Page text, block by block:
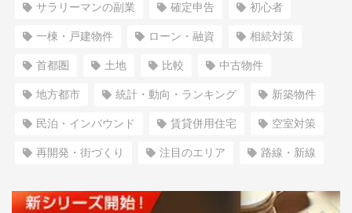
サラリーマンの副業 確定申告 初心者
一棟・戸建物件 ローン・融資 相続対策
首都圏 土地 比較 中古物件
地方都市 統計・動向・ランキング 新築物件
民泊・インバウンド 賃貸併用住宅 空室対策
再開発・街づくり 注目のエリア 路線・新線